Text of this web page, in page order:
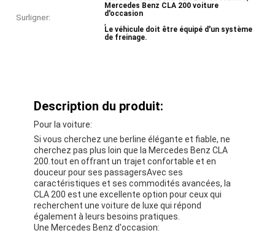
Surligner:
Mercedes Benz CLA 200 voiture
d'occasion
,
Le véhicule doit être équipé d'un système
de freinage.
Description du produit:
Pour la voiture:
Si vous cherchez une berline élégante et fiable, ne
cherchez pas plus loin que la Mercedes Benz CLA
200.tout en offrant un trajet confortable et en
douceur pour ses passagersAvec ses
caractéristiques et ses commodités avancées, la
CLA 200 est une excellente option pour ceux qui
recherchent une voiture de luxe qui répond
également à leurs besoins pratiques.
Une Mercedes Benz d'occasion: